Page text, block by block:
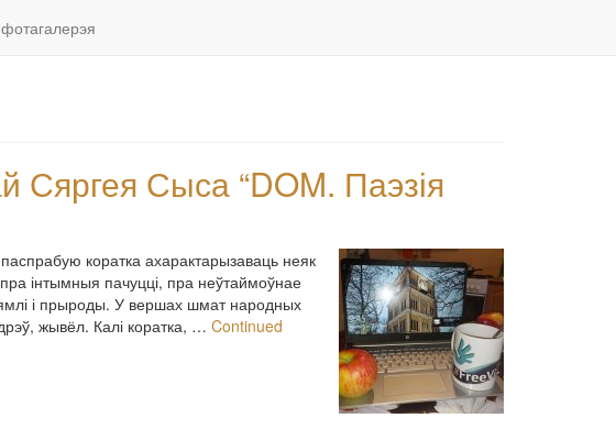
фотагалерэя
Сяргея Сыса “DOM. Паэзія
коратка ахарактарызаваць неяк
інтымныя пачуцці, пра неўтаймоўнае
і прыроды. У вершах шмат народных
жывёл. Калі коратка, … Continued